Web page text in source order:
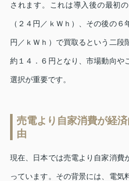
されます。これは導入後の最初
（２４円／ｋＷｈ）、その後の６
円／ｋＷｈ）で買取るという二段
約１４．６円となり、市場動向や
選択が重要です。
売電より自家消費が経
由
現在、日本では売電より自家消費
っています。その背景には、電気